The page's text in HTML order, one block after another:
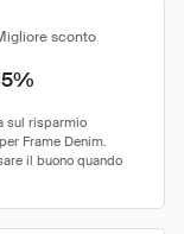
sconto